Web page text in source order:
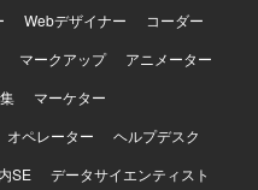
Webデザイナー
コーダー
マークアップ
アニメーター
マーケター
オペレーター
ヘルプデスク
SE
データサイエンティスト